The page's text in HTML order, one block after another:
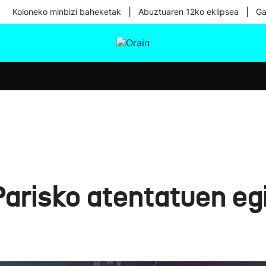
Koloneko minbizi baheketak Abuztuaren 12ko eklipsea
atentatuen